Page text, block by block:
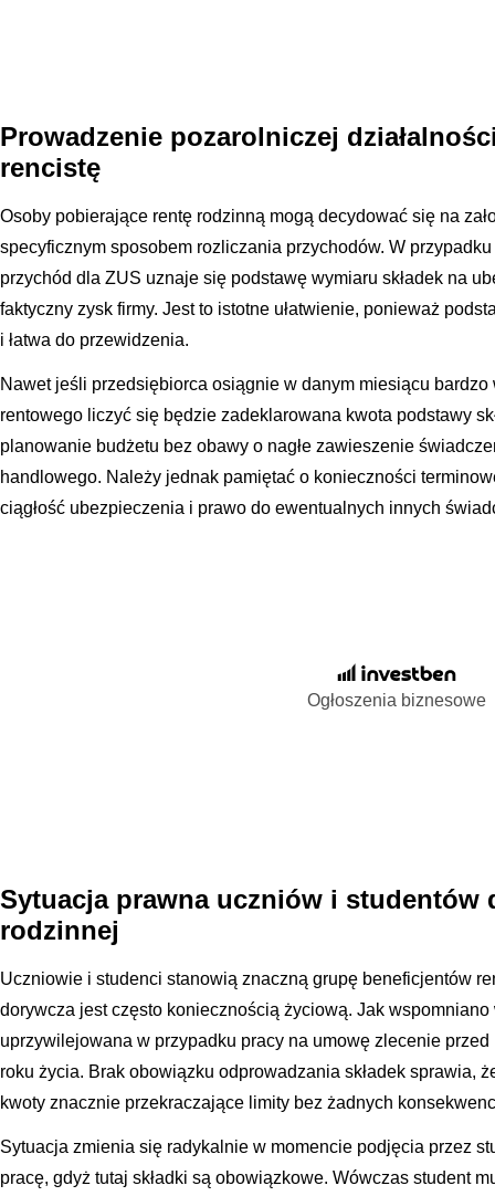
Prowadzenie pozarolniczej
rencistę
Osoby pobierające rentę rodzinną mogą decydować się na
specyficznym sposobem rozliczania przychodów. W
przychód dla ZUS uznaje się podstawę wymiaru składek na
faktyczny zysk firmy. Jest to istotne ułatwienie, ponieważ
i łatwa do przewidzenia.
Nawet jeśli przedsiębiorca osiągnie w danym miesiącu
rentowego liczyć się będzie zadeklarowana kwota podstawy
planowanie budżetu bez obawy o nagłe zawieszenie
handlowego. Należy jednak pamiętać o konieczności
ciągłość ubezpieczenia i prawo do ewentualnych innych
Ogłoszenia biznesowe
Sytuacja prawna uczniów i studentów
rodzinnej
Uczniowie i studenci stanowią znaczną grupę beneficjentów
dorywcza jest często koniecznością życiową. Jak
uprzywilejowana w przypadku pracy na umowę zlecenie
roku życia. Brak obowiązku odprowadzania składek sprawia,
kwoty znacznie przekraczające limity bez żadnych
Sytuacja zmienia się radykalnie w momencie podjęcia przez
pracę, gdyż tutaj składki są obowiązkowe. Wówczas student